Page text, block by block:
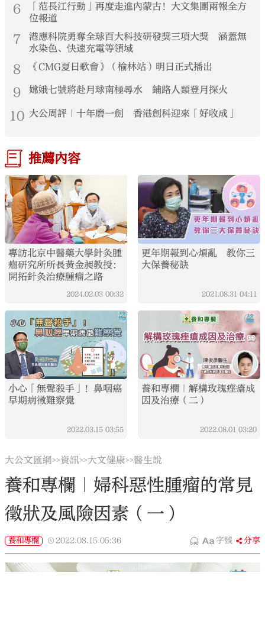
6
「范長江行動」再度走進內蒙古！大文集團兩報全方
位報道
7
港應科院勇奪全球百大科技研發獎三項大獎 涵蓋無
水染色、快速充電等領域
8 《CMG夏日歌會》（榆林站）明日正式播出
9 嫦娥七號將赴月球南極尋水 鋪路人類登月探火
10 大公周評｜十年磨一劍 香港創科迎來「好收成」
推薦內容
專訪北京中醫藥大學針灸腫
瘤研究所所長黃金昶教授：
開拓針灸治療腫瘤之路
2024.02.03 00:32
更年期報到心煩亂 教你三
大保養秘訣
2021.08.31 04:11
小心「無聲殺手」！鼻咽癌
早期病徵難察覺
2022.03.15 03:55
養和專欄｜解構玫瑰痤瘡成
因及治療（二）
2022.08.01 03:20
大公文匯網>>資訊>>大文健康>>醫生說
養和專欄｜婦科惡性腫瘤的常見
徵狀及風險因素（一）
養和專欄 2022.08.15 05:36 字號 分享